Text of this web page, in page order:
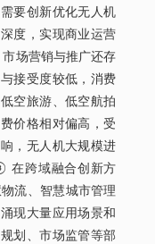
要创新优化无人机
度，实现商业运营
场营销与推广还存
接受度较低，消费
空旅游、低空航拍
价格相对偏高，受
，无人机大规模进
在跨域融合创新方
流、智慧城市管理
现大量应用场景和
划、市场监管等部